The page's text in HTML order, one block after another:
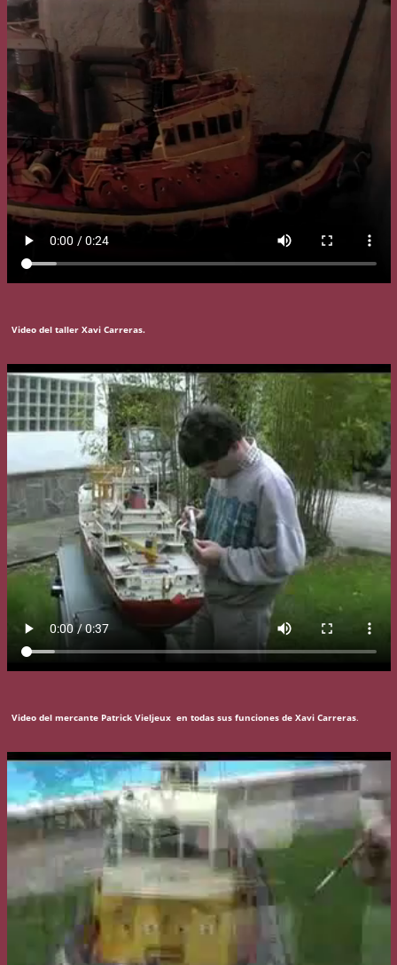
Video del taller Xavi Carreras.
Video del mercante Patrick Vieljeux en todas sus funciones de Xavi Carreras.